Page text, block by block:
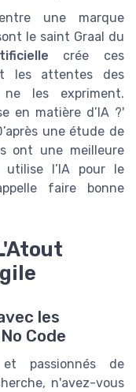
une marque
le saint Graal du
crée ces
les attentes des
les expriment.
en matière d’IA ?'
une étude de
ont une meilleure
utilise l’IA pour le
faire bonne
les
Code
passionnés de
n'avez-vous